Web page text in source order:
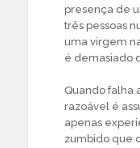
presença de
três pessoas
uma virgem
é demasiado
Quando falha
razoável é
apenas
zumbido que